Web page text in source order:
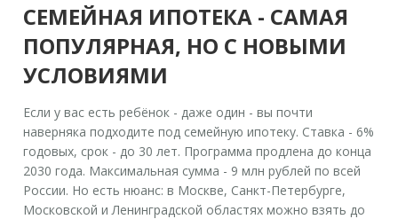
СЕМЕЙНАЯ ИПОТЕКА - САМАЯ
ПОПУЛЯРНАЯ, НО С НОВЫМИ
УСЛОВИЯМИ
Если у вас есть ребёнок - даже один - вы почти
наверняка подходите под семейную ипотеку. Ставка - 6%
годовых, срок - до 30 лет. Программа продлена до конца
2030 года. Максимальная сумма - 9 млн рублей по всей
России. Но есть нюанс: в Москве, Санкт-Петербурге,
Московской и Ленинградской областях можно взять до